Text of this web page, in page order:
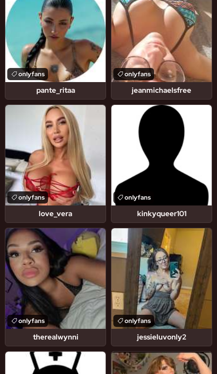
pante_ritaa
onlyfans
jeanmichaelsfree
onlyfans
love_vera
onlyfans
kinkyqueer101
onlyfans
therealwynni
onlyfans
jessieluvonly2
onlyfans